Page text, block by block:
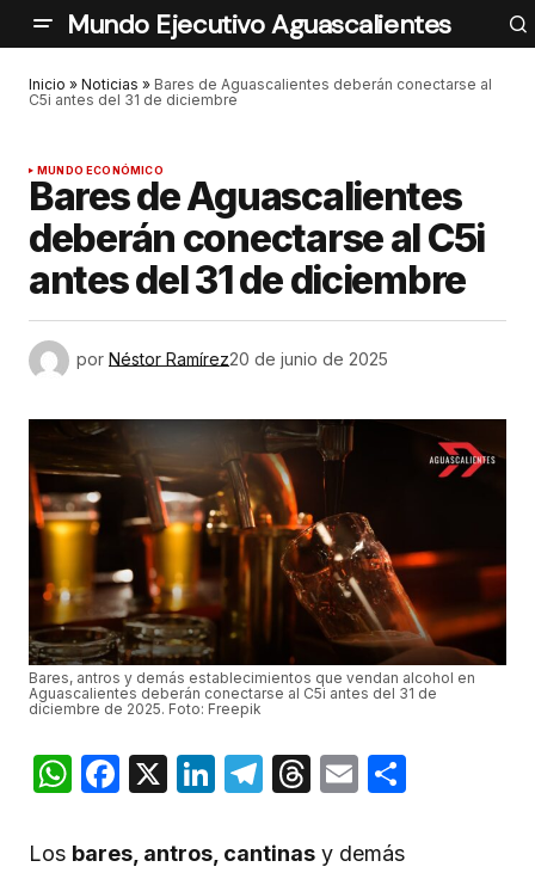
Mundo Ejecutivo Aguascalientes
Inicio » Noticias » Bares de Aguascalientes deberán conectarse al
C5i antes del 31 de diciembre
MUNDO ECONÓMICO
Bares de Aguascalientes
deberán conectarse al C5i
antes del 31 de diciembre
por Néstor Ramírez20 de junio de 2025
Bares, antros y demás establecimientos que vendan alcohol en
Aguascalientes deberán conectarse al C5i antes del 31 de
diciembre de 2025. Foto: Freepik
WhatsApp
Facebook
X LinkedIn
Telegram
Threads
Email
Los bares, antros, cantinas y demás